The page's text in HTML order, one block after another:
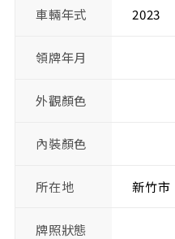
車輛年式 2023
領牌年月
外觀顏色
內裝顏色
所在地 新竹市
牌照狀態